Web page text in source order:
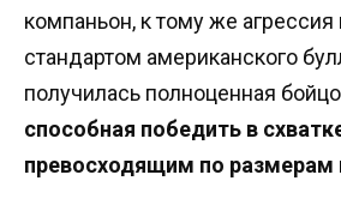
компаньон, к тому же
стандартом американского
получилась полноценная
способная победить в
превосходящим по размерам